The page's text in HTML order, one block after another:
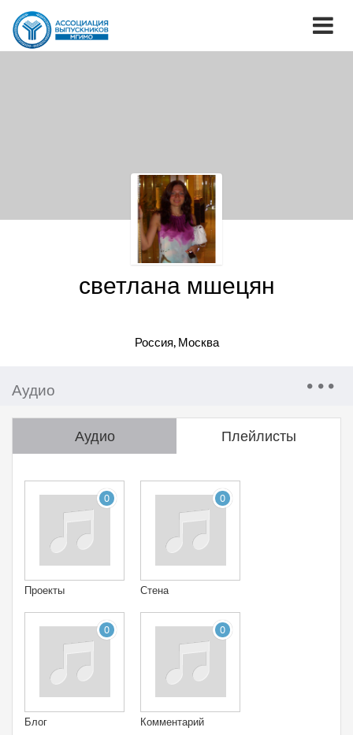
светлана мшецян
Россия, Москва
Аудио
Аудио Плейлисты
0
Проекты
0
Стена
0
Блог
0
Комментарий